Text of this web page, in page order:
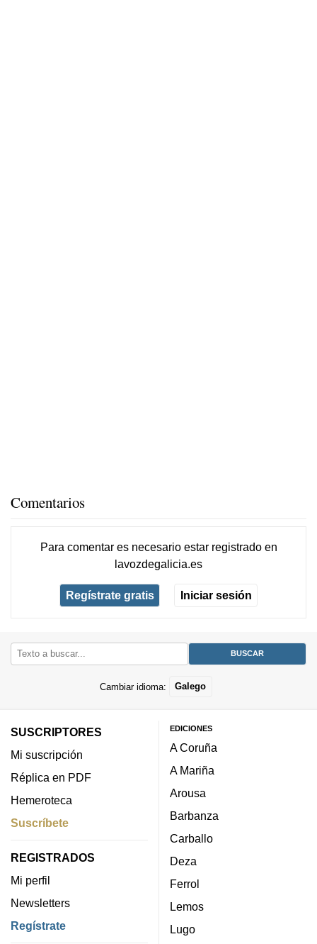
Comentarios
Para comentar es necesario estar registradoen
lavozdegalicia.es
Regístrate gratis Iniciar sesión
Cambiar idioma: Galego
SUSCRIPTORES
Mi suscripción
Réplica en PDF
Hemeroteca
Suscríbete
REGISTRADOS
Mi perfil
Newsletters
Regístrate
EDICIONES
A Coruña
A Mariña
Arousa
Barbanza
Carballo
Deza
Ferrol
Lemos
Lugo